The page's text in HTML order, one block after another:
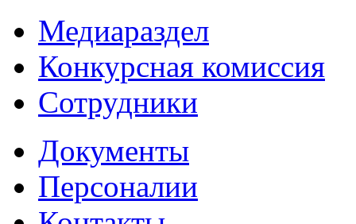
Медиараздел
Конкурсная комиссия
Сотрудники
Документы
Персоналии